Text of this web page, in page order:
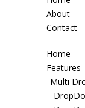
About
Contact
Home
Features
_Multi